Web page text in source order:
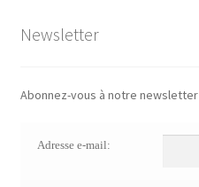
Newsletter
Abonnez-vous à notre newsletter
Adresse e-mail: